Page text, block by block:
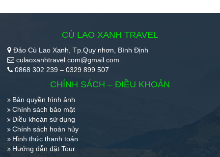
CÙ LAO XANH TRAVEL
Đảo Cù Lao Xanh, Tp.Quy nhơn, Bình Định
culaoxanhtravel.com@gmail.com
0868 302 239 – 0329 899 507
CHÍNH SÁCH – ĐIỀU KHOẢN
Bản quyền hình ảnh
Chính sách bảo mật
Điều khoản sử dụng
Chính sách hoàn hủy
Hình thức thanh toán
Hướng dẫn đặt Tour